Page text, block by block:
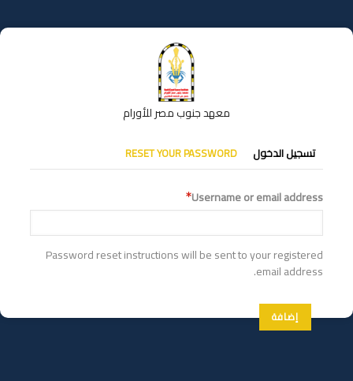
إلى
المحتوى
معهد جنوب مصر للأورام
التبويبات
الأساسية
تسجيل الدخول RESET YOUR PASSWORD
Username or email address
Password reset instructions will be sent to your registered
email address.